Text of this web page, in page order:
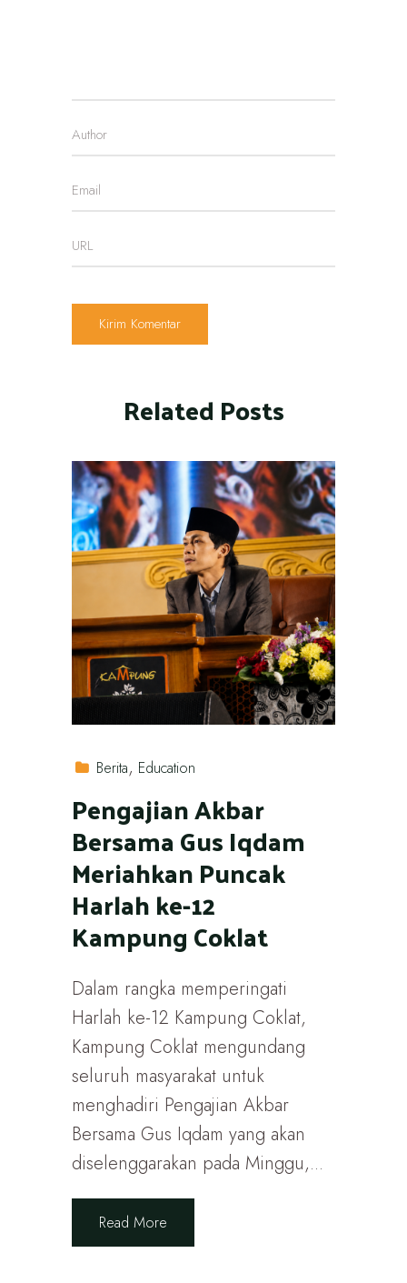
Related Posts
Berita Education
Pengajian Akbar
Bersama Gus Iqdam
Meriahkan Puncak
Harlah ke-12
Kampung Coklat
Dalam rangka memperingati
Harlah ke-12 Kampung Coklat,
Kampung Coklat mengundang
seluruh masyarakat untuk
menghadiri Pengajian Akbar
Bersama Gus Iqdam yang akan
diselenggarakan pada Minggu,...
Read More